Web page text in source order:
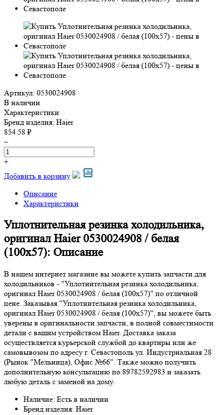
Артикул: 0530024908
В наличии
Характеристики
Бренд изделия: Haier
854.58 ₽
–
+
Добавить в корзину
Описание
Характеристики
Уплотнительная резинка холодильника,
оригинал Haier 0530024908 / белая
(100x57): Описание
В нашем интернет магазине вы можете купить запчасти для
холодильников - "Уплотнительная резинка холодильника,
оригинал Haier 0530024908 / белая (100x57)" по отличной
цене. Заказывая "Уплотнительная резинка холодильника,
оригинал Haier 0530024908 / белая (100x57)", вы можете быть
уверены в оригинальности запчасти, в полной совместимости
детали с вашим устройством Haier. Доставка заказа
осуществляется курьерской службой до квартиры или же
самовывозом по адресу г. Севастополь ул. Индустриальная 28
(Рынок "Мельница), Офис №66". Также можно получить
дополнительную консультацию по 89782592983 и заказать
любую деталь с заменой на дому.
Наличие: Есть в наличии
Бренд изделия: Haier